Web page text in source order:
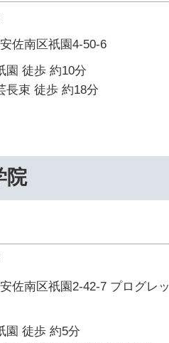
佐南区祇園4-50-6
園 徒歩 約10分
長束 徒歩 約18分
院
佐南区祇園2-42-7 プログレッ
園 徒歩 約5分